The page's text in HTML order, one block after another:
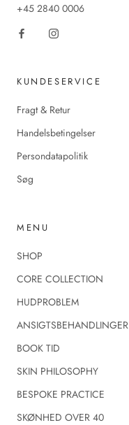
+45 2840 0006
KUNDESERVICE
Fragt & Retur
Handelsbetingelser
Persondatapolitik
Søg
MENU
SHOP
CORE COLLECTION
HUDPROBLEM
ANSIGTSBEHANDLINGER
BOOK TID
SKIN PHILOSOPHY
BESPOKE PRACTICE
SKØNHED OVER 40